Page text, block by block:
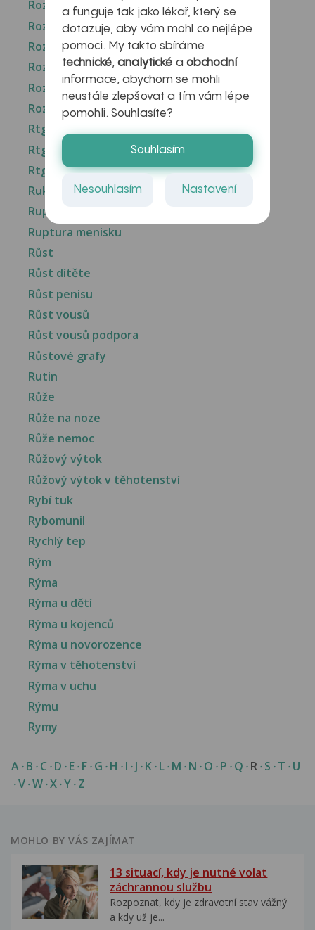
Rozštěp
Rozštěp nosu
Roztoče
Roztoči
Roztroušená skleroza
Roztroušená skleróza příznaky
Rtg
Rtg plic
Rtg vyšetření
Ruka
Ruptura lca
Ruptura menisku
Růst
Růst dítěte
Růst penisu
Růst vousů
Růst vousů podpora
Růstové grafy
Rutin
Růže
Růže na noze
Růže nemoc
Růžový výtok
Růžový výtok v těhotenství
Rybí tuk
Rybomunil
Rychlý tep
Rým
Rýma
Rýma u dětí
Rýma u kojenců
Rýma u novorozence
Rýma v těhotenství
Rýma v uchu
Rýmu
Rymy
A B C D E F G H I J K L M N O P Q R S T U
V W X Y Z
MOHLO BY VÁS ZAJÍMAT
13 situací, kdy je nutné volat
záchrannou službu
Rozpoznat, kdy je zdravotní stav vážný
a kdy už je...
a funguje tak jako lékař, který se
dotazuje, aby vám mohl co nejlépe
pomoci. My takto sbíráme
technické,analytické a obchodní
informace, abychom se mohli
neustále zlepšovat a tím vám lépe
pomohli. Souhlasíte?
Souhlasím
Nesouhlasím Nastavení